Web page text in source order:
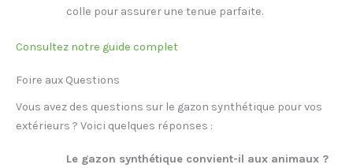
colle pour assurer une tenue parfaite.
Consultez notre guide complet
Foire aux Questions
Vous avez des questions sur le gazon synthétique pour vos
extérieurs ? Voici quelques réponses :
Le gazon synthétique convient-il aux animaux ?